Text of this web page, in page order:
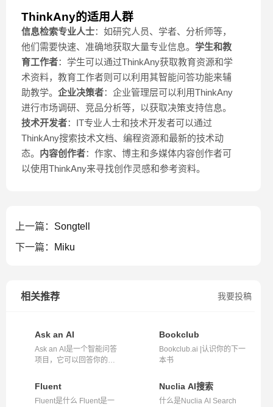
ThinkAny的适用人群
信息检索专业人士：如研究人员、学者、分析师等，
他们需要快速、准确地获取大量专业信息。 学生和教
育工作者：学生可以通过ThinkAny获取教育资源和学
术资料，教育工作者则可以利用其智能问答功能来辅
助教学。 企业决策者：企业管理层可以利用ThinkAny
进行市场调研、竞品分析等，以获取决策支持信息。
技术开发者：IT专业人士和技术开发者可以通过
ThinkAny搜索技术文档、编程资源和最新的技术动
态。 内容创作者：作家、博主和多媒体内容创作者可
以使用ThinkAny来寻找创作灵感和参考资料。
上一篇： Songtell
下一篇：
Miku
我要投稿
相关推荐
Ask an AI
Ask an AI是一个智能问答
项目，它可以回答你的各
Bookclub
Bookclub.ai |认识你的下一
本书
Fluent
Fluent是什么 Fluent是一
Nuclia AI搜索
什么是Nuclia AI Search